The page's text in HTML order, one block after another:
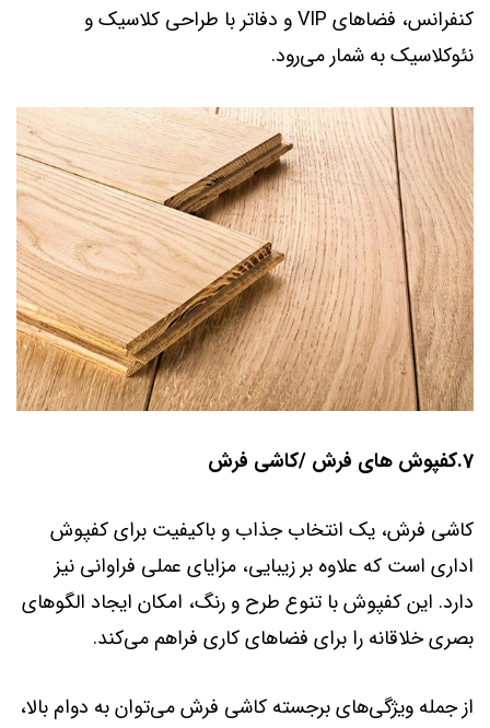
کنفرانس، فضاهای VIP و دفاتر با طراحی کلاسیک و
نئوکلاسیک به شمار می‌رود.
7.کفپوش های فرش /کاشی فرش
کاشی فرش، یک انتخاب جذاب و باکیفیت برای کفپوش
اداری است که علاوه بر زیبایی، مزایای عملی فراوانی نیز
دارد. این کفپوش با تنوع طرح و رنگ، امکان ایجاد الگوهای
بصری خلاقانه را برای فضاهای کاری فراهم می‌کند.
از جمله ویژگی‌های برجسته کاشی فرش می‌توان به دوام بالا،